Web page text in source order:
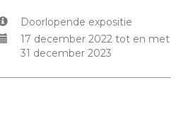
Doorlopende expositie
17 december 2022 tot en met
31 december 2023